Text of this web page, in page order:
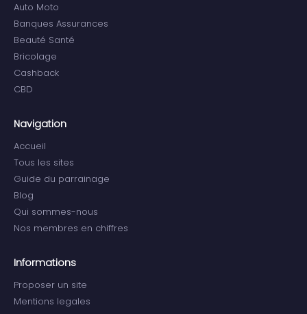
Auto Moto
Banques Assurances
Beauté Santé
Bricolage
Cashback
CBD
Navigation
Accueil
Tous les sites
Guide du parrainage
Blog
Qui sommes-nous
Nos membres en chiffres
Informations
Proposer un site
Mentions legales